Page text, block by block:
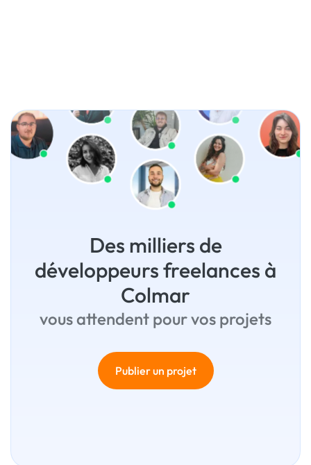
Des milliers de
développeurs freelances à
Colmar
vous attendent pour vos projets
Publier un projet